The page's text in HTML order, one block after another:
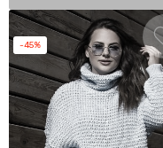
-45%